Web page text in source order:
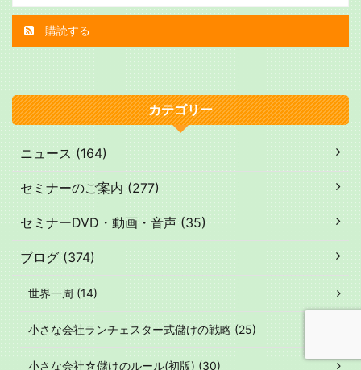
購読する
カテゴリー
ニュース (164)
セミナーのご案内 (277)
セミナーDVD・動画・音声 (35)
ブログ (374)
世界一周 (14)
小さな会社ランチェスター式儲けの戦略 (25)
小さな会社☆儲けのルール(初版) (30)